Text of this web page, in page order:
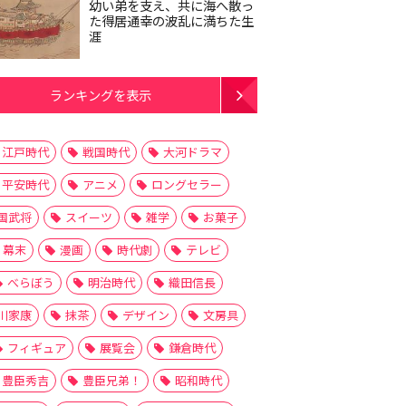
幼い弟を支え、共に海へ散っ
た得居通幸の波乱に満ちた生
涯
ランキングを表示
江戸時代 戦国時代
大河ドラマ
平安時代
アニメ
ロングセラー
武将
スイーツ 雑学
お菓子
幕末
漫画 時代劇
テレビ
べらぼう
明治時代
織田信長
家康
抹茶 デザイン
文房具
フィギュア
展覧会
鎌倉時代
豊臣秀吉
豊臣兄弟！
昭和時代